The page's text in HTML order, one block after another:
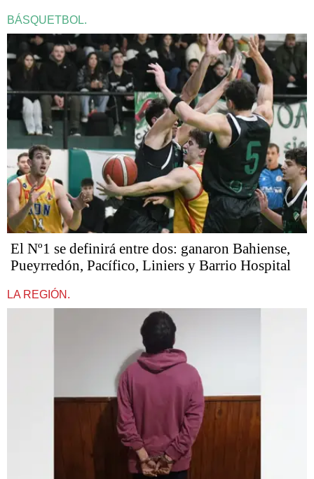
BÁSQUETBOL.
El Nº1 se definirá entre dos: ganaron Bahiense,
Pueyrredón, Pacífico, Liniers y Barrio Hospital
LA REGIÓN.